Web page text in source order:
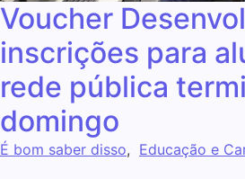
Voucher
inscrições para
rede pública
domingo
É bom saber disso, Educação e